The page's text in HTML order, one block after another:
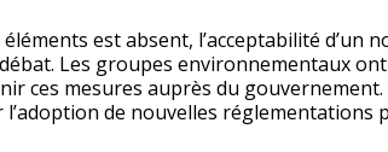
est absent, l’acceptabilité
Les groupes environnementaux
ces mesures auprès du
de nouvelles réglementations